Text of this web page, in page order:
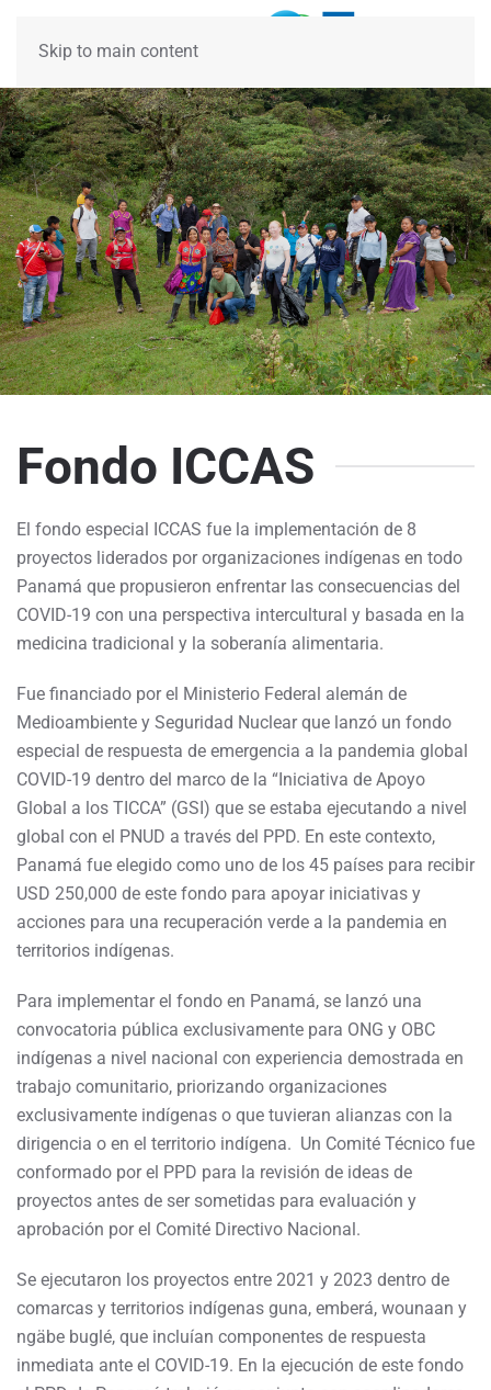
Skip to main content
Fondo ICCAS
El fondo especial ICCAS fue la implementación de 8
proyectos liderados por organizaciones indígenas en todo
Panamá que propusieron enfrentar las consecuencias del
COVID-19 con una perspectiva intercultural y basada en la
medicina tradicional y la soberanía alimentaria.
Fue financiado por el Ministerio Federal alemán de
Medioambiente y Seguridad Nuclear que lanzó un fondo
especial de respuesta de emergencia a la pandemia global
COVID-19 dentro del marco de la “Iniciativa de Apoyo
Global a los TICCA” (GSI) que se estaba ejecutando a nivel
global con el PNUD a través del PPD. En este contexto,
Panamá fue elegido como uno de los 45 países para recibir
USD 250,000 de este fondo para apoyar iniciativas y
acciones para una recuperación verde a la pandemia en
territorios indígenas.
Para implementar el fondo en Panamá, se lanzó una
convocatoria pública exclusivamente para ONG y OBC
indígenas a nivel nacional con experiencia demostrada en
trabajo comunitario, priorizando organizaciones
exclusivamente indígenas o que tuvieran alianzas con la
dirigencia o en el territorio indígena. Un Comité Técnico fue
conformado por el PPD para la revisión de ideas de
proyectos antes de ser sometidas para evaluación y
aprobación por el Comité Directivo Nacional.
Se ejecutaron los proyectos entre 2021 y 2023 dentro de
comarcas y territorios indígenas guna, emberá, wounaan y
ngäbe buglé, que incluían componentes de respuesta
inmediata ante el COVID-19. En la ejecución de este fondo